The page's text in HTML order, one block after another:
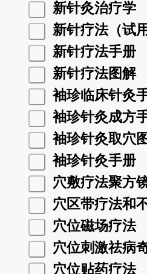
新针灸治疗学
新针疗法（试
新针疗法手册
新针疗法图解
袖珍临床针灸
袖珍针灸成方
袖珍针灸取穴
袖珍针灸手册
穴敷疗法聚方
穴区带疗法和
穴位磁场疗法
穴位刺激祛病
穴位贴药疗法